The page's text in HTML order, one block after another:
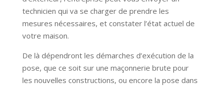
technicien qui va se charger de prendre les
mesures nécessaires, et constater l’état actuel de
votre maison.
De là dépendront les démarches d’exécution de la
pose, que ce soit sur une maçonnerie brute pour
les nouvelles constructions, ou encore la pose dans